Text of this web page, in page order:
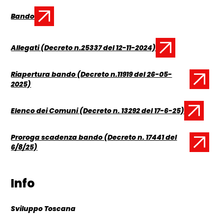
Documento:
Bando
Documento:
Allegati (Decreto n.25337 del 12-11-2024)
Documento:
Riapertura bando (Decreto n.11919 del 26-05-
2025)
Documento:
Elenco dei Comuni (Decreto n. 13292 del 17-6-25)
Documento:
Proroga scadenza bando (Decreto n. 17441 del
6/8/25)
Info
Sviluppo Toscana